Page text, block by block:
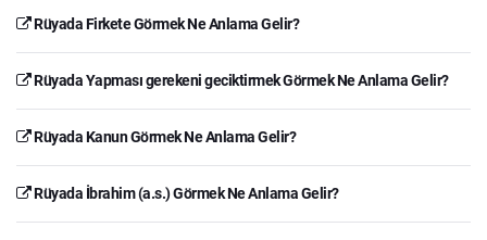
Rüyada Firkete Görmek Ne Anlama Gelir?
Rüyada Yapması gerekeni geciktirmek Görmek Ne Anlama Gelir?
Rüyada Kanun Görmek Ne Anlama Gelir?
Rüyada İbrahim (a.s.) Görmek Ne Anlama Gelir?